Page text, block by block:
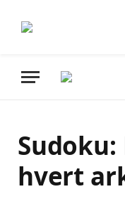
Sudoku:
hvert